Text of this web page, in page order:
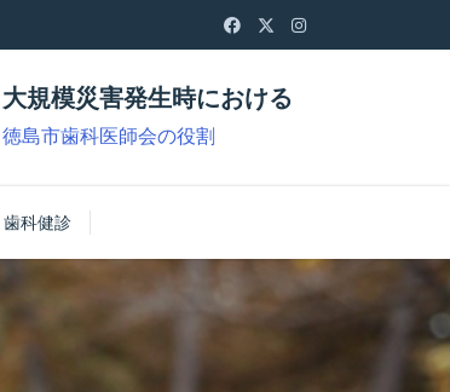
大規模災害発生時における
徳島市歯科医師会の役割
歯科健診